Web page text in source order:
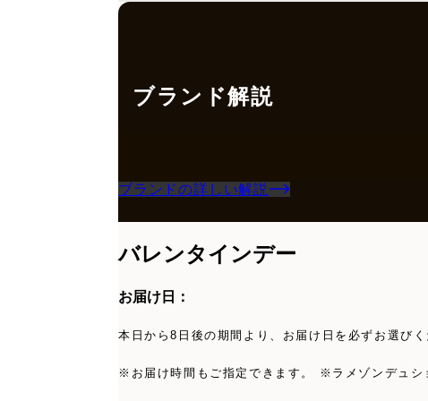
ブランド解説
ブランドの詳しい解説
バレンタインデー
お届け日：
本日から8日後の期間より、お届け日を必ずお選び
※お届け時間もご指定できます。 ※ラメゾンデュシ